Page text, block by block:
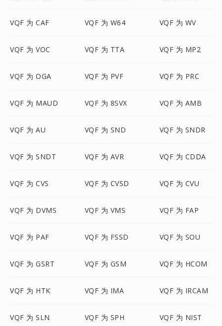
VQF 为 CAF VQF 为 W64 VQF 为 WV
VQF 为 VOC VQF 为 TTA VQF 为 MP2
VQF 为 OGA VQF 为 PVF VQF 为 PRC
VQF 为 MAUD VQF 为 8SVX VQF 为 AMB
VQF 为 AU VQF 为 SND VQF 为 SNDR
VQF 为 SNDT VQF 为 AVR VQF 为 CDDA
VQF 为 CVS VQF 为 CVSD VQF 为 CVU
VQF 为 DVMS VQF 为 VMS VQF 为 FAP
VQF 为 PAF VQF 为 FSSD VQF 为 SOU
VQF 为 GSRT VQF 为 GSM VQF 为 HCOM
VQF 为 HTK VQF 为 IMA VQF 为 IRCAM
VQF 为 SLN VQF 为 SPH VQF 为 NIST